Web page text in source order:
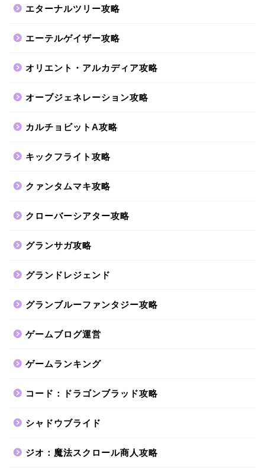
エターナルツリー攻略
エーテルゲイザー攻略
オリエント・アルカディア攻略
オーブジェネレーション攻略
カルチョビットA攻略
キックフライト攻略
クァンタムマキ攻略
クローバーシアター攻略
グランサガ攻略
グランドレジェンド
グランブルーファンタジー攻略
ゲームブログ運営
ゲームランキング
コード：ドラゴンブラッド攻略
シャドウブライド
ジオ：魔法スクロール商人攻略